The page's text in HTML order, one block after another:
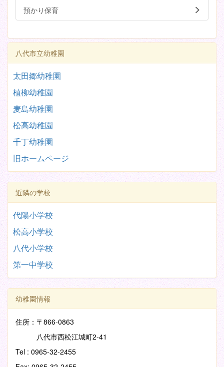
預かり保育
八代市立幼稚園
太田郷幼稚園
植柳幼稚園
麦島幼稚園
松高幼稚園
千丁幼稚園
旧ホームページ
近隣の学校
代陽小学校
松高小学校
八代小学校
第一中学校
幼稚園情報
住所：〒866-0863
八代市西松江城町2-41
Tel : 0965-32-2455